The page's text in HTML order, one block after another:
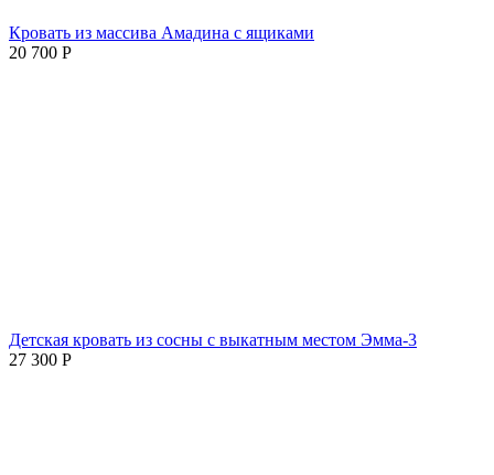
Кровать из массива Амадина с ящиками
20 700 Р
Детская кровать из сосны с выкатным местом Эмма-3
27 300 Р